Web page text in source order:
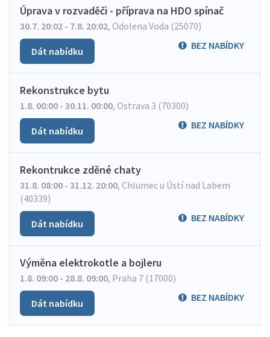
Úprava v rozvaděči - příprava na HDO spínač
30.7. 20:02 - 7.8. 20:02, Odolena Voda (25070)
BEZ NABÍDKY
Dát nabídku
Rekonstrukce bytu
1.8. 00:00 - 30.11. 00:00, Ostrava 3 (70300)
BEZ NABÍDKY
Dát nabídku
Rekontrukce zděné chaty
31.8. 08:00 - 31.12. 20:00, Chlumec u Ústí nad Labem
(40339)
BEZ NABÍDKY
Dát nabídku
Výměna elektrokotle a bojleru
1.8. 09:00 - 28.8. 09:00, Praha 7 (17000)
BEZ NABÍDKY
Dát nabídku